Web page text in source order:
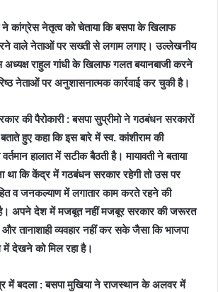
ने कांग्रेस नेतृत्व को चेताया कि बसपा के खिलाफ
वाले नेताओं पर सख्ती से लगाम लगाए। उल्लेखनीय
अध्यक्ष राहुल गांधी के खिलाफ गलत बयानबाजी करने
नेताओं पर अनुशासनात्मक कार्रवाई कर चुकी है।
की पैरोकारी : बसपा सुप्रीमो ने गठबंधन सरकारों
हुए कहा कि इस बारे में स्व. कांशीराम की
वर्तमान हालात में सटीक बैठती है। मायावती ने बताया
था कि केंद्र में गठबंधन सरकार रहेगी तो उस पर
व जनकल्याण में लगातार काम करते रहने की
अपने देश में मजबूत नहीं मजबूर सरकार की जरूरत
तानाशाही व्यवहार नहीं कर सके जैसा कि भाजपा
में देखने को मिल रहा है।
में बदला : बसपा मुखिया ने राजस्थान के अलवर में